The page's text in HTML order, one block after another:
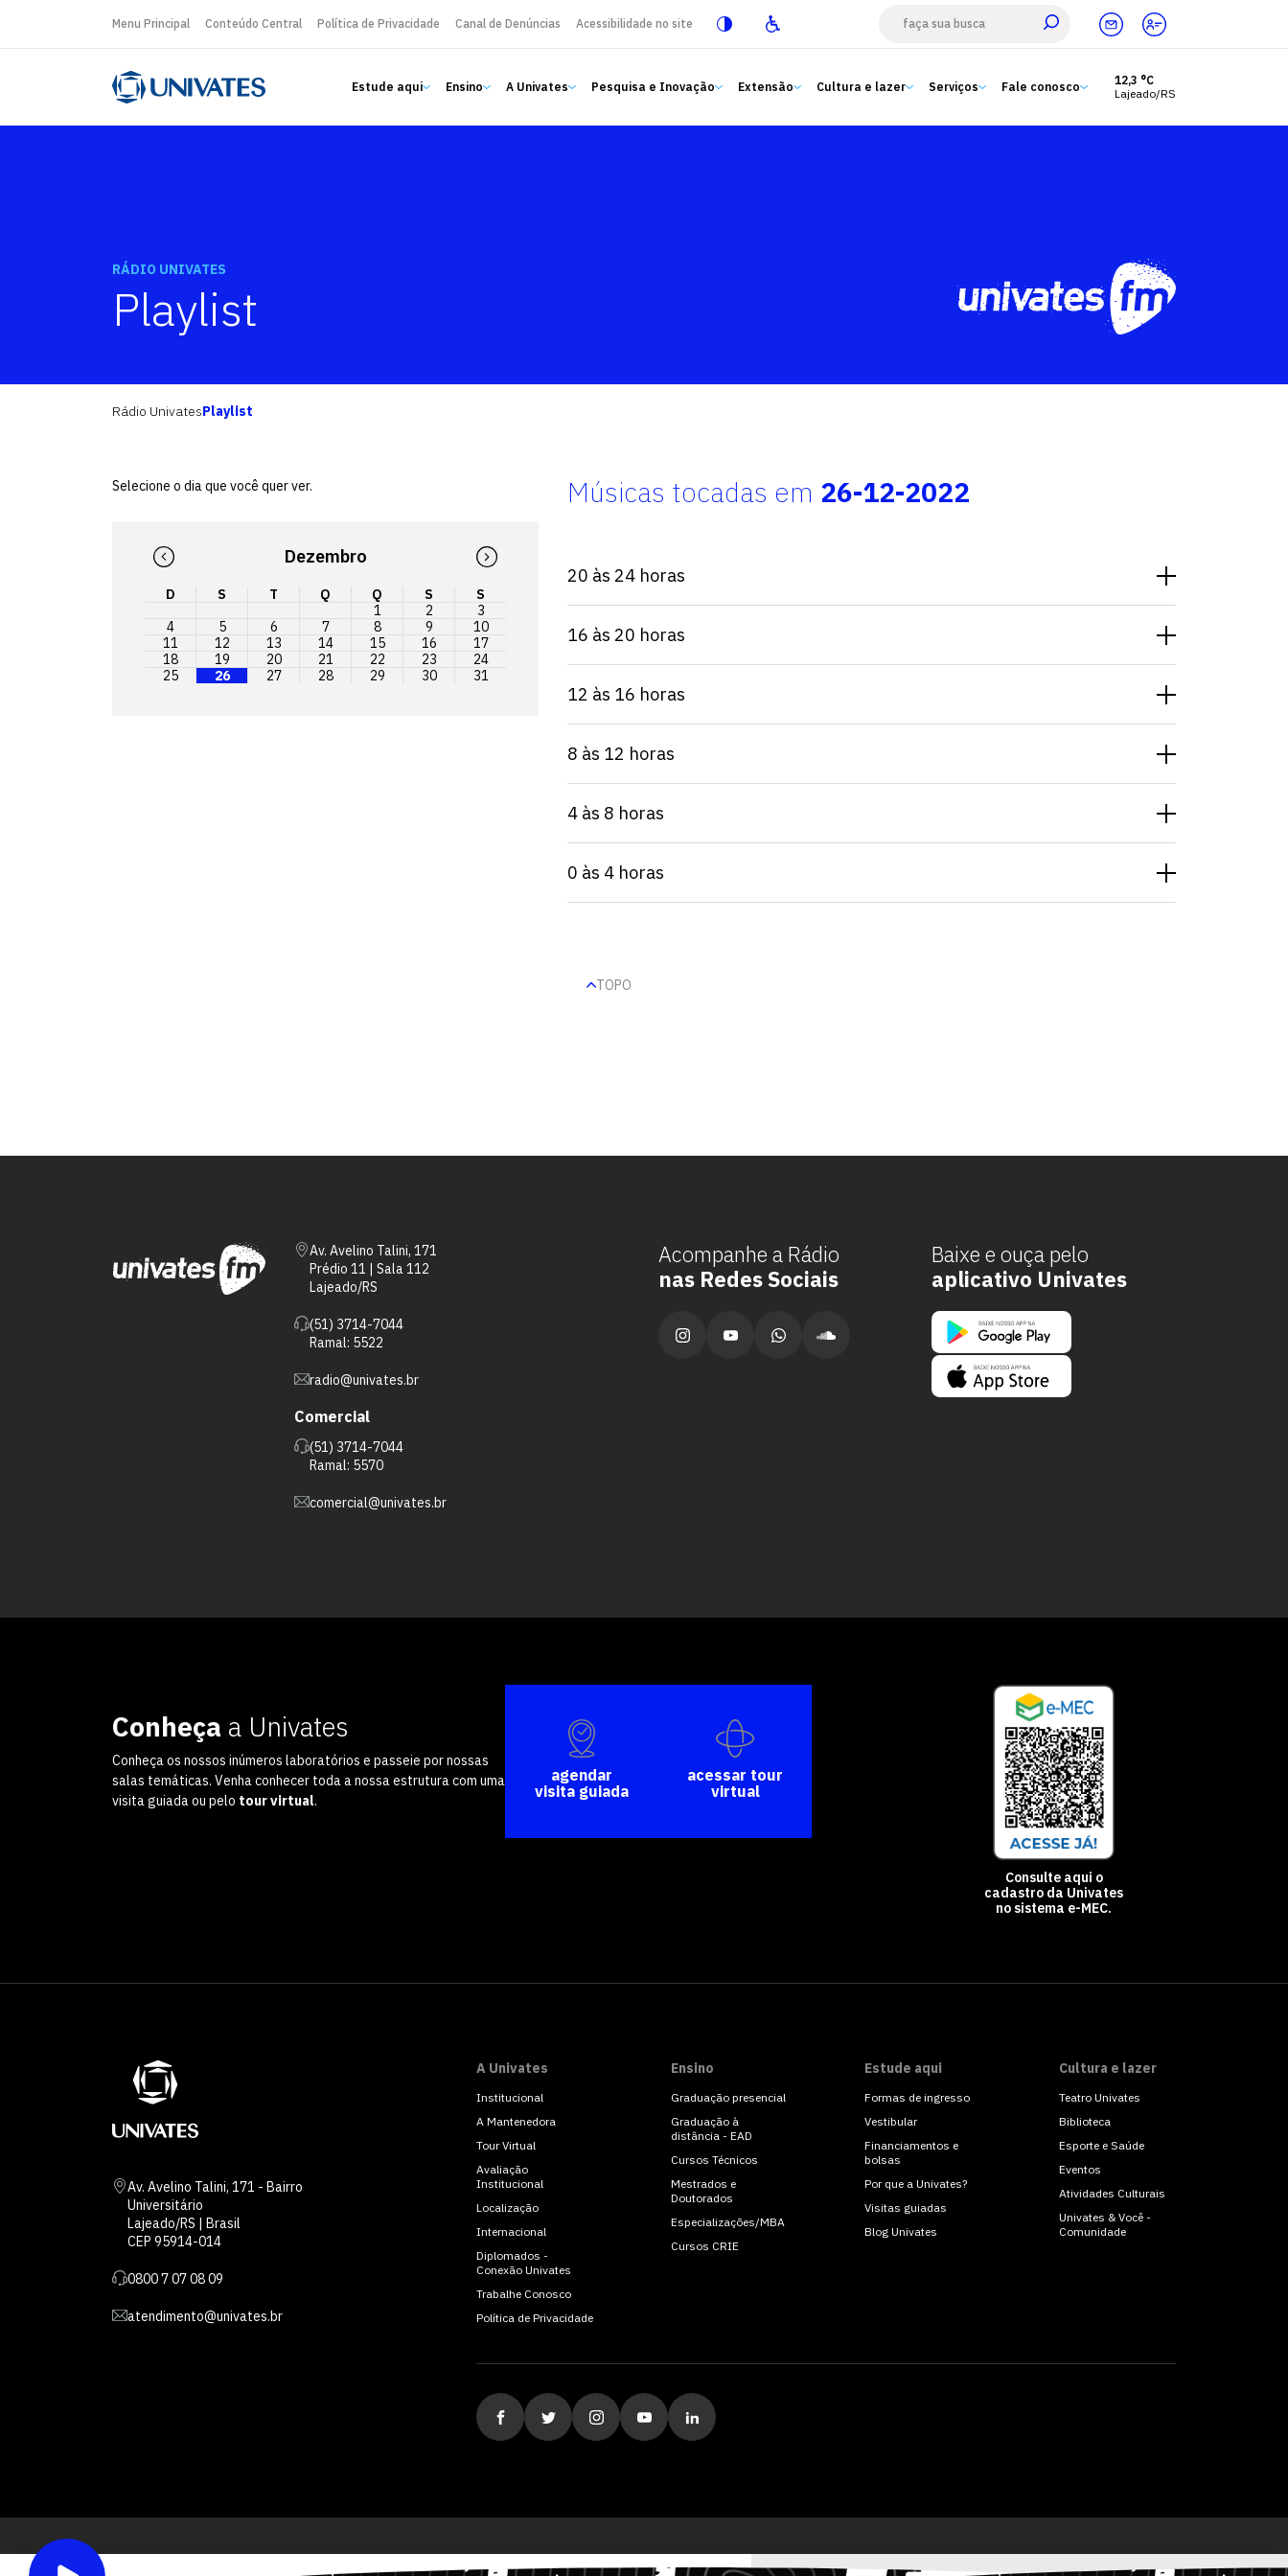
Menu Principal Conteúdo Central Política de Privacidade Canal de Denúncias Acessibilidade no site
Estude aqui Ensino A Univates Pesquisa e Inovação Extensão Cultura e lazer Serviços Fale conosco
12,3 °C
Lajeado/RS
Estude aqui
Extensão
RÁDIO UNIVATES
Playlist
Rádio UnivatesPlaylist
Selecione o dia que você quer ver.
Dezembro
D S T Q Q S
S
1
2
3
4
5 6 7 8 9
10
11
12 13 14 15 16
17
18
19 20 21 22 23
24
25
26 27 28 29 30 31
Músicas tocadas em 26-12-2022
20 às 24 horas
16 às 20 horas
12 às 16 horas
8 às 12 horas
4 às 8 horas
0 às 4 horas
TOPO
Av. Avelino Talini, 171
Prédio 11 | Sala 112
Lajeado/RS
(51) 3714-7044
Ramal: 5522
radio@univates.br
Comercial
(51) 3714-7044
Ramal: 5570
comercial@univates.br
Acompanhe a Rádio
nas Redes Sociais
Baixe e ouça pelo
aplicativo Univates
Conheça a Univates
Conheça os nossos inúmeros laboratórios e passeie por nossas
salas temáticas. Venha conhecer toda a nossa estrutura com uma
visita guiada ou pelo tour virtual.
agendar
visita guiada
acessar tour
virtual
Consulte aqui o
cadastro da Univates
no sistema e-MEC.
Av. Avelino Talini, 171 - Bairro
Universitário
Lajeado/RS | Brasil
CEP 95914-014
0800 7 07 08 09
atendimento@univates.br
A Univates
Institucional
A Mantenedora
Tour Virtual
Avaliação
Institucional
Localização
Internacional
Diplomados -
Conexão Univates
Trabalhe Conosco
Política de Privacidade
Ensino
Graduação presencial
Graduação à
distância - EAD
Cursos Técnicos
Mestrados e
Doutorados
Especializações/MBA
Cursos CRIE
Estude aqui
Formas de ingresso
Vestibular
Financiamentos e
bolsas
Por que a Univates?
Visitas guiadas
Blog Univates
Cultura e lazer
Teatro Univates
Biblioteca
Esporte e Saúde
Eventos
Atividades Culturais
Univates & Você -
Comunidade